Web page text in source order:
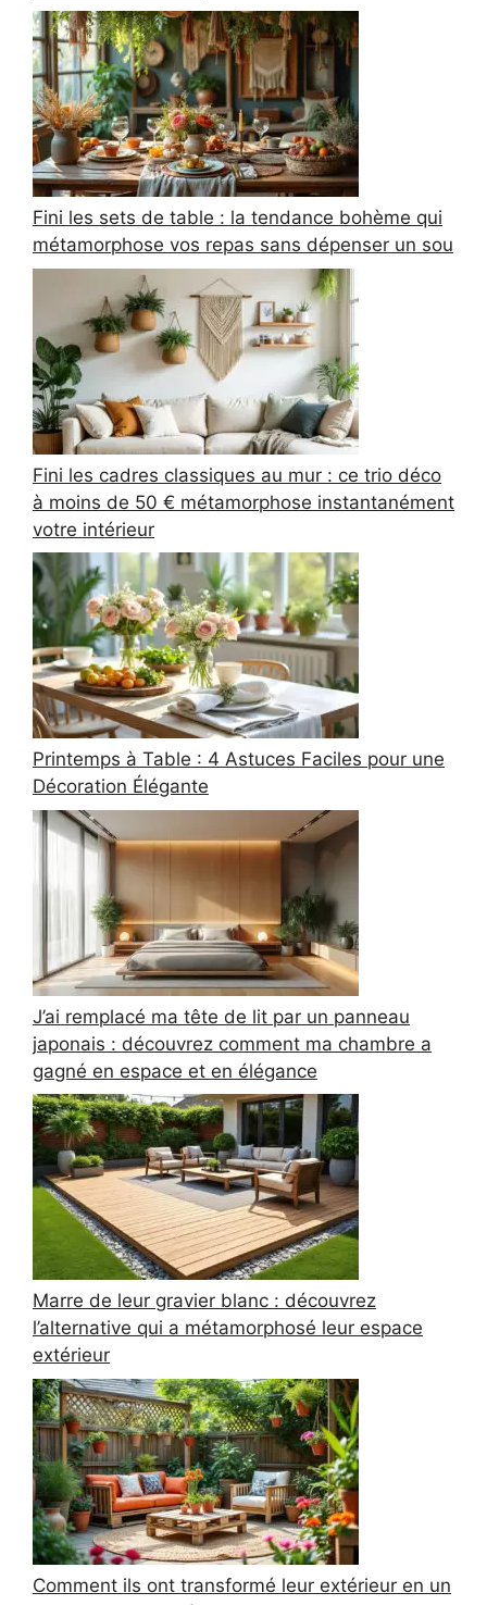
Fini les sets de table : la tendance bohème qui
métamorphose vos repas sans dépenser un sou
Fini les cadres classiques au mur : ce trio déco
à moins de 50 € métamorphose instantanément
votre intérieur
Printemps à Table : 4 Astuces Faciles pour une
Décoration Élégante
J’ai remplacé ma tête de lit par un panneau
japonais : découvrez comment ma chambre a
gagné en espace et en élégance
Marre de leur gravier blanc : découvrez
l’alternative qui a métamorphosé leur espace
extérieur
Comment ils ont transformé leur extérieur en un